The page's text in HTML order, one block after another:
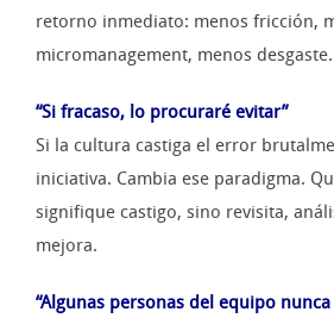
retorno inmediato: menos fricción,
micromanagement, menos desgaste.
“Si fracaso, lo procuraré evitar”
Si la cultura castiga el error
iniciativa. Cambia ese paradigma.
signifique castigo, sino revisita,
mejora.
“Algunas personas del equipo n